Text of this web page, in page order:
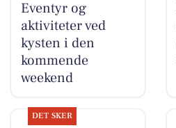
Eventyr og
aktiviteter ved
kysten i den
kommende
weekend
DET SKER